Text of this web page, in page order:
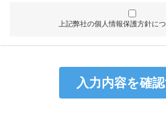
個人情報は、適法かつ適正な方法で取得
個人情報は、本人の同意なく第三者に提供
上記弊社の個人情報保護方針に